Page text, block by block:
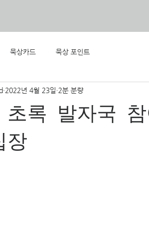
묵상카드 묵상 포인트
초록 발자국
장
2022년 4월 23일 2분 분량